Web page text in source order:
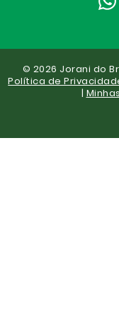
© 2026 Jorani do
Política de
|